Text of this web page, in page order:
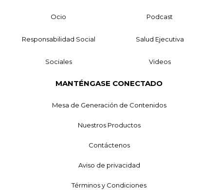
Ocio Podcast
Responsabilidad Social Salud Ejecutiva
Sociales Videos
MANTÉNGASE CONECTADO
Mesa de Generación de Contenidos
Nuestros Productos
Contáctenos
Aviso de privacidad
Términos y Condiciones